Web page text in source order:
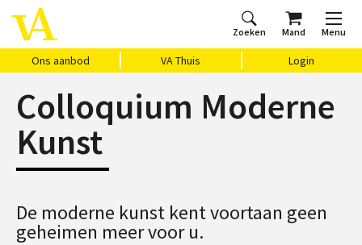
Zoeken Mand Menu
Ons aanbod VA Thuis Login
Home
Ons aanbod
Agenda
VAthuis
Over ons
Vragen?
Cadeaubon
Colloquium Moderne
Kunst
De moderne kunst kent voortaan geen
geheimen meer voor u.